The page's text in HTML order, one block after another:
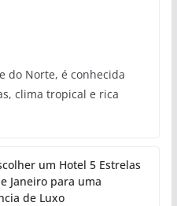
do Norte, é conhecida
clima tropical e rica
um Hotel 5 Estrelas
Janeiro para uma
de Luxo